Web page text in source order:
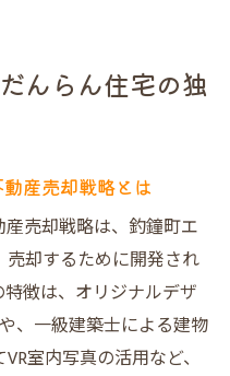
んらん住宅の独
産売却戦略とは
売却戦略は、釣鐘町エ
却するために開発され
徴は、オリジナルデザ
、一級建築士による建物
室内写真の活用など、